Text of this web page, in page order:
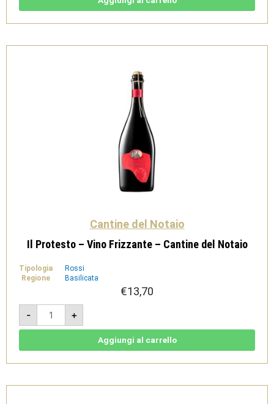
Cantine
quantità
Cantine del Notaio
Il Protesto – Vino Frizzante – Cantine del Notaio
Tipologia
Rossi
Regione
Basilicata
€13,70
-
Il
Protesto
-
Vino
del
+
Aggiungi al carrello